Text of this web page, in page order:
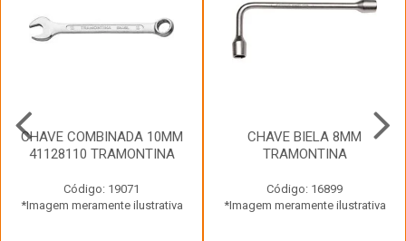
CHAVE COMBINADA 10MM
41128110 TRAMONTINA
Código: 19071
*Imagem meramente ilustrativa
CHAVE BIELA 8MM
TRAMONTINA
Código: 16899
*Imagem meramente ilustrativa